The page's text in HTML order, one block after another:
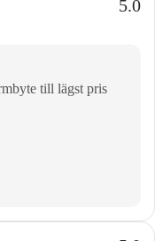
5.0
till lägst pris